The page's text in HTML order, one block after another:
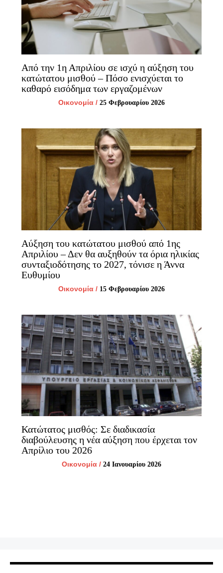
Από την 1η Απριλίου σε ισχύ η αύξηση του
κατώτατου μισθού – Πόσο ενισχύεται το
καθαρό εισόδημα των εργαζομένων
Οικονομία / 25 Φεβρουαρίου 2026
Αύξηση του κατώτατου μισθού από 1ης
Απριλίου – Δεν θα αυξηθούν τα όρια ηλικίας
συνταξιοδότησης το 2027, τόνισε η Άννα
Ευθυμίου
Οικονομία / 15 Φεβρουαρίου 2026
Κατώτατος μισθός: Σε διαδικασία
διαβούλευσης η νέα αύξηση που έρχεται τον
Απρίλιο του 2026
Οικονομία / 24 Ιανουαρίου 2026